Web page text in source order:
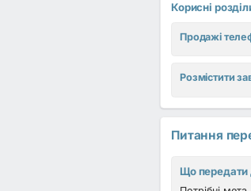
Корисні
Продажі
Розмістити
Питання
Що передати